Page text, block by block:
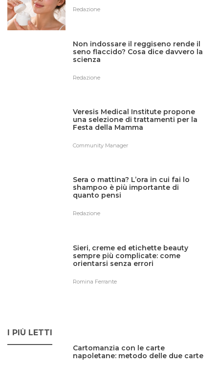
Redazione
Non indossare il reggiseno rende il
seno flaccido? Cosa dice davvero la
scienza
Redazione
Veresis Medical Institute propone
una selezione di trattamenti per la
Festa della Mamma
Community Manager
Sera o mattina? L’ora in cui fai lo
shampoo è più importante di
quanto pensi
Redazione
Sieri, creme ed etichette beauty
sempre più complicate: come
orientarsi senza errori
Romina Ferrante
I PIÙ LETTI
Cartomanzia con le carte
napoletane: metodo delle due carte